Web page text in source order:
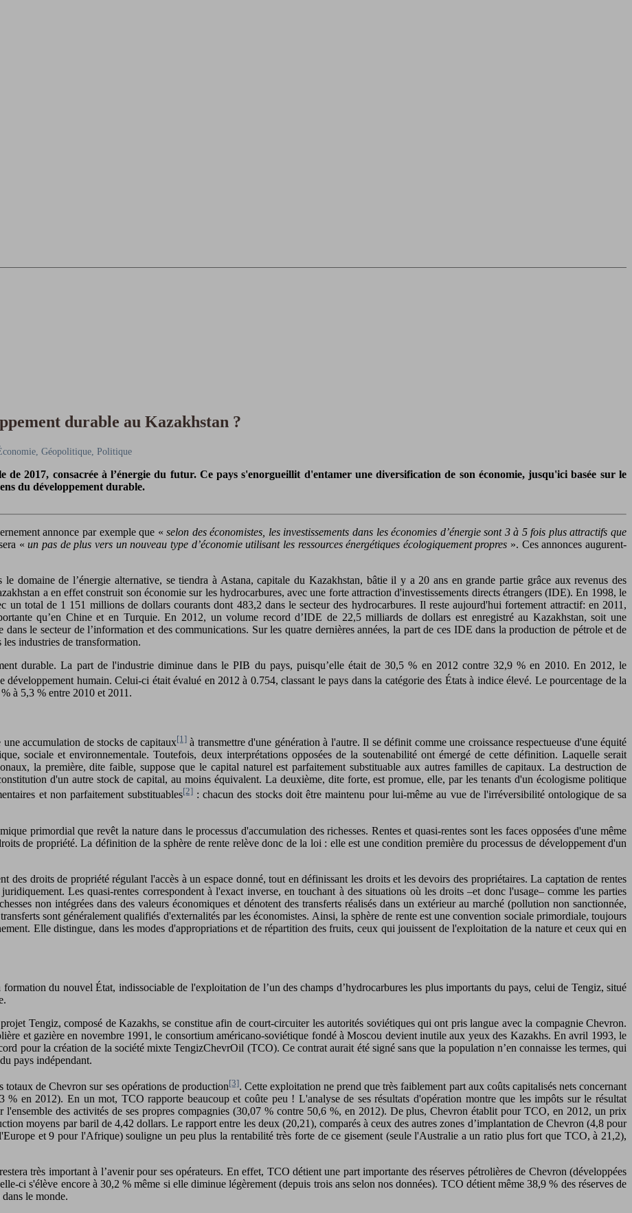
durable au Kazakhstan ?
Géopolitique, Politique
2017, consacrée à l’énergie du futur. Ce pays s'enorgueillit d'entamer une diversification de son économie, jusqu'ici basée sur le
du développement durable.
annonce par exemple que «selon des économistes, les investissements dans les économies d’énergie sont 3 à 5 fois plus attractifs que
«un pas de plus vers un nouveau type d’économie utilisant les ressources énergétiques écologiquement propres ». Ces annonces augurent-
domaine de l’énergie alternative, se tiendra à Astana, capitale du Kazakhstan, bâtie il y a 20 ans en grande partie grâce aux revenus des
a en effet construit son économie sur les hydrocarbures, avec une forte attraction d'investissements directs étrangers (IDE). En 1998, le
total de 1 151 millions de dollars courants dont 483,2 dans le secteur des hydrocarbures. Il reste aujourd'hui fortement attractif: en 2011,
qu’en Chine et en Turquie. En 2012, un volume record d’IDE de 22,5 milliards de dollars est enregistré au Kazakhstan, soit une
le secteur de l’information et des communications. Sur les quatre dernières années, la part de ces IDE dans la production de pétrole et de
les industries de transformation.
durable. La part de l'industrie diminue dans le PIB du pays, puisqu’elle était de 30,5 % en 2012 contre 32,9 % en 2010. En 2012, le
humain. Celui-ci était évalué en 2012 à 0.754, classant le pays dans la catégorie des États à indice élevé. Le pourcentage de la
à 5,3 % entre 2010 et 2011.
accumulation de stocks de capitaux[1] à transmettre d'une génération à l'autre. Il se définit comme une croissance respectueuse d'une équité
sociale et environnementale. Toutefois, deux interprétations opposées de la soutenabilité ont émergé de cette définition. Laquelle serait
la première, dite faible, suppose que le capital naturel est parfaitement substituable aux autres familles de capitaux. La destruction de
d'un autre stock de capital, au moins équivalent. La deuxième, dite forte, est promue, elle, par les tenants d'un écologisme politique
et non parfaitement substituables[2]: chacun des stocks doit être maintenu pour lui-même au vue de l'irréversibilité ontologique de sa
primordial que revêt la nature dans le processus d'accumulation des richesses. Rentes et quasi-rentes sont les faces opposées d'une même
de propriété. La définition de la sphère de rente relève donc de la loi : elle est une condition première du processus de développement d'un
des droits de propriété régulant l'accès à un espace donné, tout en définissant les droits et les devoirs des propriétaires. La captation de rentes
Les quasi-rentes correspondent à l'exact inverse, en touchant à des situations où les droits –et donc l'usage– comme les parties
non intégrées dans des valeurs économiques et dénotent des transferts réalisés dans un extérieur au marché (pollution non sanctionnée,
sont généralement qualifiés d'externalités par les économistes. Ainsi, la sphère de rente est une convention sociale primordiale, toujours
Elle distingue, dans les modes d'appropriations et de répartition des fruits, ceux qui jouissent de l'exploitation de la nature et ceux qui en
du nouvel État, indissociable de l'exploitation de l’un des champs d’hydrocarbures les plus importants du pays, celui de Tengiz, situé
Tengiz, composé de Kazakhs, se constitue afin de court-circuiter les autorités soviétiques qui ont pris langue avec la compagnie Chevron.
et gazière en novembre 1991, le consortium américano-soviétique fondé à Moscou devient inutile aux yeux des Kazakhs. En avril 1993, le
pour la création de la société mixte TengizChevrOil (TCO). Ce contrat aurait été signé sans que la population n’en connaisse les termes, qui
pays indépendant.
totaux de Chevron sur ses opérations de production[3]. Cette exploitation ne prend que très faiblement part aux coûts capitalisés nets concernant
% en 2012). En un mot, TCO rapporte beaucoup et coûte peu ! L'analyse de ses résultats d'opération montre que les impôts sur le résultat
des activités de ses propres compagnies (30,07 % contre 50,6 %, en 2012). De plus, Chevron établit pour TCO, en 2012, un prix
moyens par baril de 4,42 dollars. Le rapport entre les deux (20,21), comparés à ceux des autres zones d’implantation de Chevron (4,8 pour
et 9 pour l'Afrique) souligne un peu plus la rentabilité très forte de ce gisement (seule l'Australie a un ratio plus fort que TCO, à 21,2),
très important à l’avenir pour ses opérateurs. En effet, TCO détient une part importante des réserves pétrolières de Chevron (développées
ci s'élève encore à 30,2 % même si elle diminue légèrement (depuis trois ans selon nos données). TCO détient même 38,9 % des réserves de
le monde.